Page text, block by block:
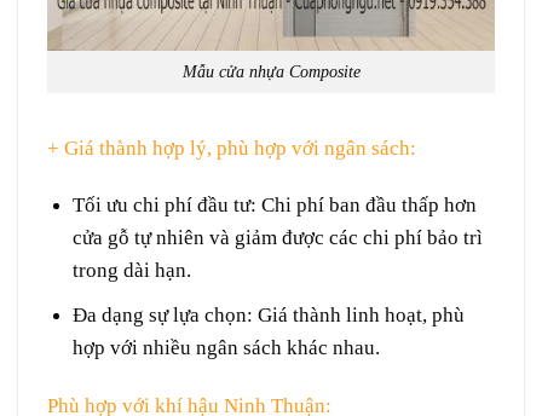
Mẫu cửa nhựa Composite
+ Giá thành hợp lý, phù hợp với ngân sách:
Tối ưu chi phí đầu tư: Chi phí ban đầu thấp hơn
cửa gỗ tự nhiên và giảm được các chi phí bảo trì
trong dài hạn.
Đa dạng sự lựa chọn: Giá thành linh hoạt, phù
hợp với nhiều ngân sách khác nhau.
Phù hợp với khí hậu Ninh Thuận: